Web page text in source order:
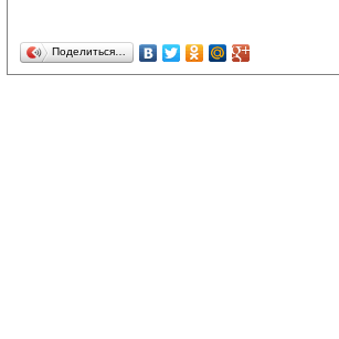
Поделиться…